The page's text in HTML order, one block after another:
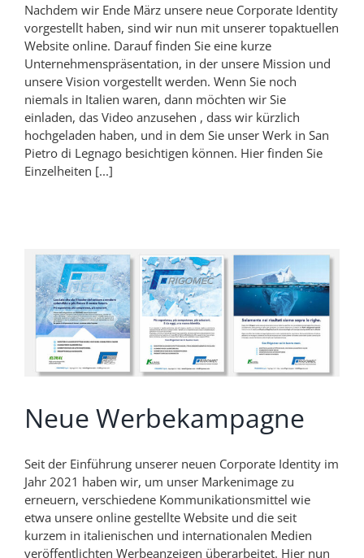
Nachdem wir Ende März unsere neue Corporate Identity
vorgestellt haben, sind wir nun mit unserer topaktuellen
Website online. Darauf finden Sie eine kurze
Unternehmenspräsentation, in der unsere Mission und
unsere Vision vorgestellt werden. Wenn Sie noch
niemals in Italien waren, dann möchten wir Sie
einladen, das Video anzusehen , dass wir kürzlich
hochgeladen haben, und in dem Sie unser Werk in San
Pietro di Legnago besichtigen können. Hier finden Sie
Einzelheiten [...]
Neue Werbekampagne
Seit der Einführung unserer neuen Corporate Identity im
Jahr 2021 haben wir, um unser Markenimage zu
erneuern, verschiedene Kommunikationsmittel wie
etwa unsere online gestellte Website und die seit
kurzem in italienischen und internationalen Medien
veröffentlichten Werbeanzeigen überarbeitet. Hier nun